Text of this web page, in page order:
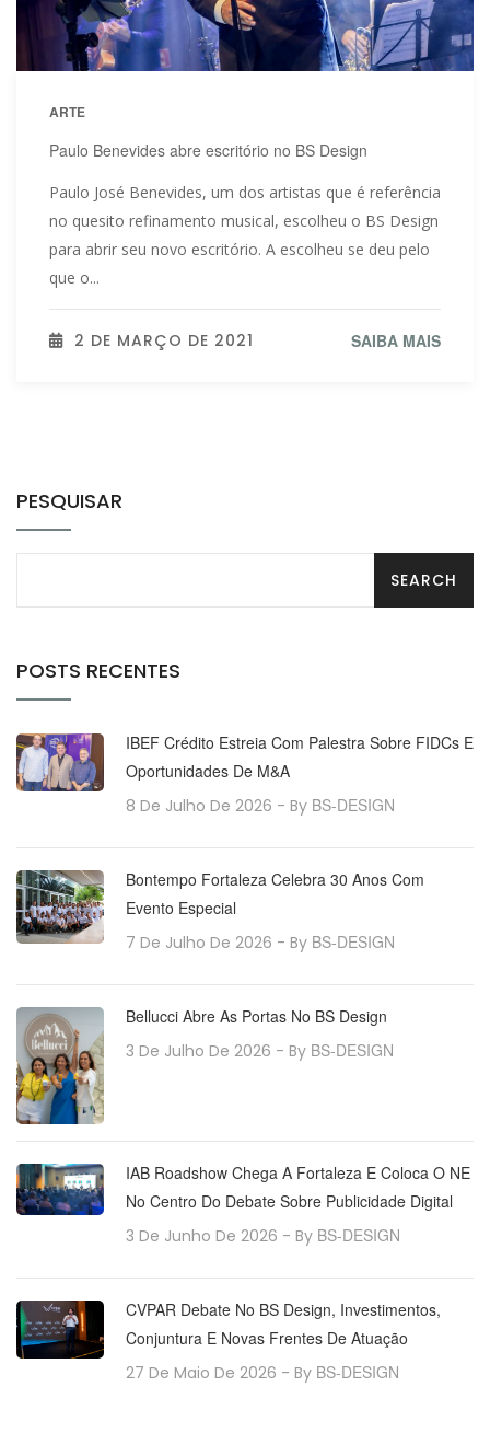
ARTE
Paulo Benevides abre escritório no BS Design
Paulo José Benevides, um dos artistas que é referência
no quesito refinamento musical, escolheu o BS Design
para abrir seu novo escritório. A escolheu se deu pelo
que o...
2 DE MARÇO DE 2021 SAIBA MAIS
PESQUISAR
POSTS RECENTES
IBEF Crédito Estreia Com Palestra Sobre FIDCs E
Oportunidades De M&A
8 De Julho De 2026 - By BS-DESIGN
Bontempo Fortaleza Celebra 30 Anos Com
Evento Especial
7 De Julho De 2026 - By BS-DESIGN
Bellucci Abre As Portas No BS Design
3 De Julho De 2026 - By BS-DESIGN
IAB Roadshow Chega A Fortaleza E Coloca O NE
No Centro Do Debate Sobre Publicidade Digital
3 De Junho De 2026 - By BS-DESIGN
CVPAR Debate No BS Design, Investimentos,
Conjuntura E Novas Frentes De Atuação
27 De Maio De 2026 - By BS-DESIGN